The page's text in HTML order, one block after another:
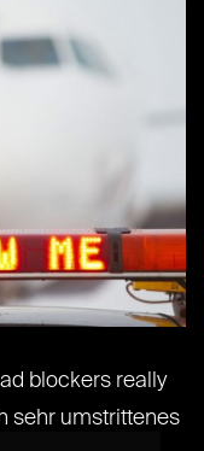
blockers really
sehr umstrittenes